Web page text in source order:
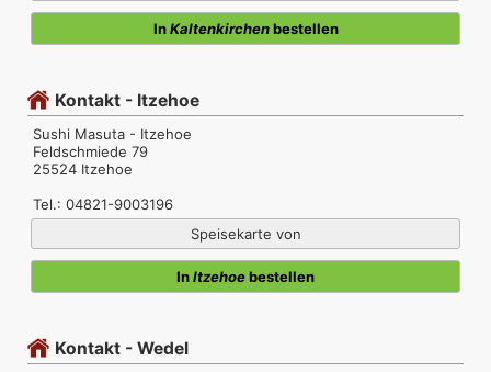
InKaltenkirchenbestellen
Kontakt - Itzehoe
Sushi Masuta - Itzehoe
Feldschmiede 79
25524 Itzehoe
Tel.: 04821-9003196
Speisekarte von
InItzehoebestellen
Kontakt - Wedel